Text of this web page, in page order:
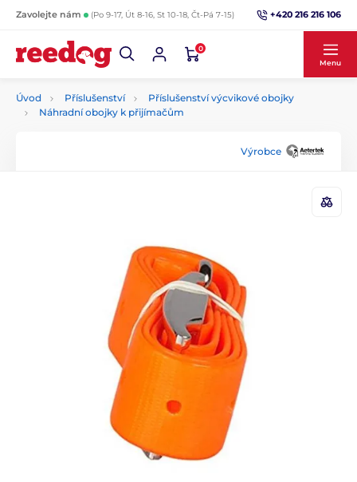
Zavolejte nám (Po 9-17, Út 8-16, St 10-18, Čt-Pá 7-15) +420 216 216 106
0
Menu
Úvod Příslušenství
Příslušenství výcvikové obojky
Náhradní obojky k přijímačům
Výrobce